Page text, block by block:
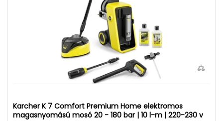
Karcher K 7 Comfort Premium Home elektromos
magasnyomású mosó 20 - 180 bar | 10 l-m | 220-230 v